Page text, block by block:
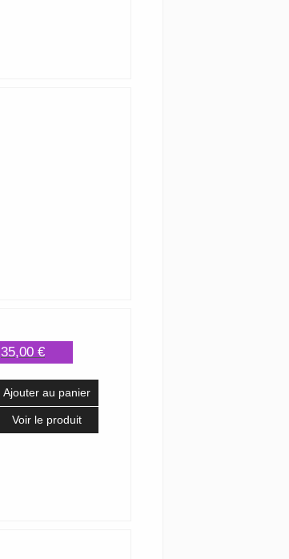
35,00 €
Ajouter au panier
Voir le produit